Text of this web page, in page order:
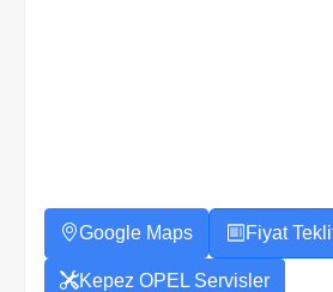
Google Maps Fiyat
Kepez OPEL Servisler